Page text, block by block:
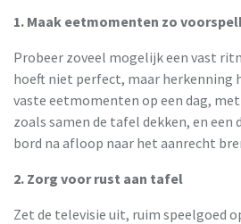
1. Maak eetmomenten zo
Probeer zoveel mogelijk een vast
hoeft niet perfect, maar herkenning
vaste eetmomenten op een dag,
zoals samen de tafel dekken, en een
bord na afloop naar het aanrecht
2. Zorg voor rust aan tafel
Zet de televisie uit, ruim speelgoed